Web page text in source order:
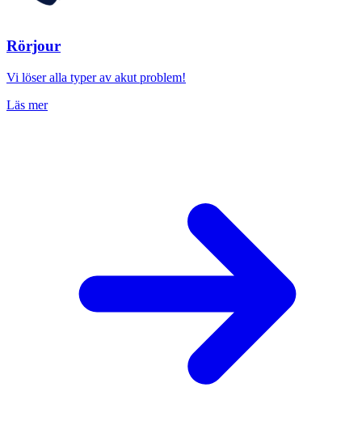
Rörjour
Vi löser alla typer av akut problem!
Läs mer